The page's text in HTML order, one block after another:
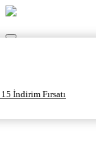
Mobil
İndirim Fırsatı